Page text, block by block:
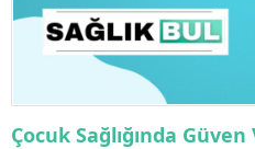
Çocuk Sağlığında